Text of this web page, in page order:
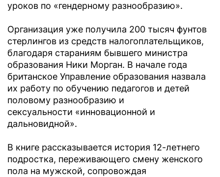
уроков по «гендерному разнообразию».
Организация уже получила 200 тысяч фунтов
стерлингов из средств налогоплательщиков,
благодаря стараниям бывшего министра
образования Ники Морган. В начале года
британское Управление образования назвала
их работу по обучению педагогов и детей
половому разнообразию и
сексуальности «инновационной и
дальновидной».
В книге рассказывается история 12-летнего
подростка, переживающего смену женского
пола на мужской, сопровождая